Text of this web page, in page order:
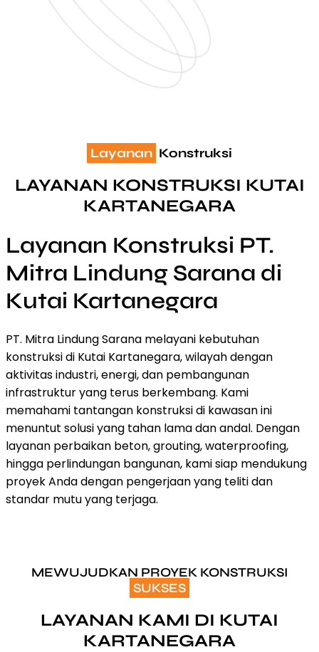
Layanan Konstruksi
LAYANAN KONSTRUKSI KUTAI
KARTANEGARA
Layanan Konstruksi PT.
Mitra Lindung Sarana di
Kutai Kartanegara
PT. Mitra Lindung Sarana melayani kebutuhan
konstruksi di Kutai Kartanegara, wilayah dengan
aktivitas industri, energi, dan pembangunan
infrastruktur yang terus berkembang. Kami
memahami tantangan konstruksi di kawasan ini
menuntut solusi yang tahan lama dan andal. Dengan
layanan perbaikan beton, grouting, waterproofing,
hingga perlindungan bangunan, kami siap mendukung
proyek Anda dengan pengerjaan yang teliti dan
standar mutu yang terjaga.
MEWUJUDKAN PROYEK KONSTRUKSI
SUKSES
LAYANAN KAMI DI KUTAI
KARTANEGARA